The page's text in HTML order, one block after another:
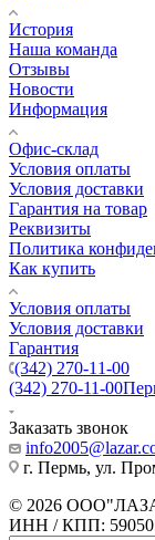
История
Наша команда
Отзывы
Новости
Информация
Офис-склад
Условия оплаты
Условия доставки
Гарантия на товар
Реквизиты
Политика
Как купить
Условия оплаты
Условия доставки
Гарантия
(342) 270-11-00
(342) 270-11-00
Заказать звонок
г. Пермь, ул.
© 2026
ИНН / КПП: